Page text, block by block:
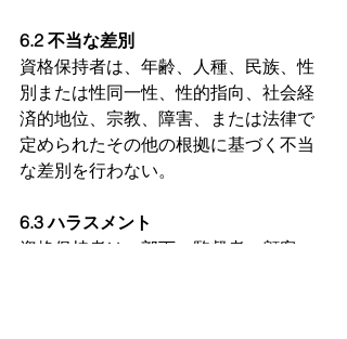
6.2 不当な差別
資格保持者は、年齢、人種、民族、性
別または性同一性、性的指向、社会経
済的地位、宗教、障害、または法律で
定められたその他の根拠に基づく不当
な差別を行わない。
6.3 ハラスメント
資格保持者は、部下、監督者、顧客、